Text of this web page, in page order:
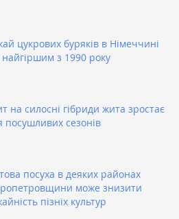
цукрових буряків в Німеччині
найгіршим з 1990 року
на силосні гібриди жита зростає
посушливих сезонів
посуха в деяких районах
може знизити
пізніх культур